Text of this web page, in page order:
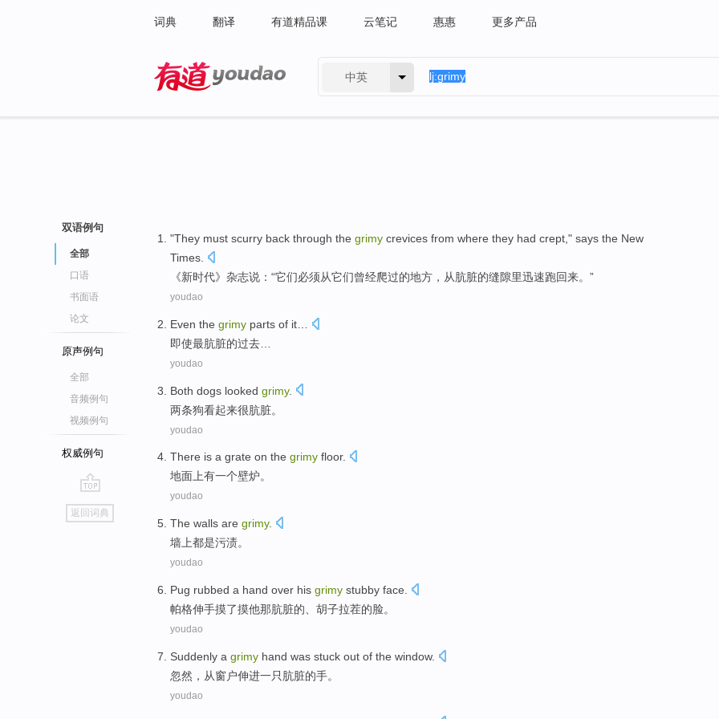
词典 翻译 有道精品课 云笔记 惠惠 更多产品
中英
双语例句
全部
口语
书面语
论文
原声例句
全部
音频例句
视频例句
权威例句
go
top
返回词典
"They must scurry back through the grimy crevices from where they had crept ," says the New
Times
《新时代》杂志说：“它们必须从它们曾经爬过的地方 ， 从 肮脏的缝隙里迅速跑回来。”
youdao
Even the grimy parts of it…
即使最肮脏的过去…
youdao
Both dogs looked grimy.
两条狗看起来很肮脏。
youdao
There is a grate on the grimy floor.
地面上有一个壁炉。
youdao
The walls are grimy.
墙上都是污渍。
youdao
Pug rubbed a hand over his grimy stubby face
帕格伸手摸了摸他那肮脏的、胡子拉茬的脸。
youdao
Suddenly a grimy hand was stuck out of the window.
忽然 ， 从窗户伸进一只肮脏的手。
youdao